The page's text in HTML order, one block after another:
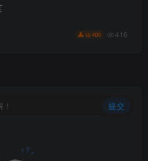
400 416
提交